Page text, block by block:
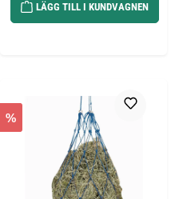
LÄGG TILL I KUNDVAGNEN
%